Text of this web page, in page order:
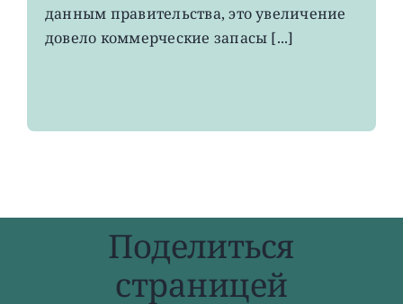
данным правительства, это увеличение
довело коммерческие запасы [...]
Поделиться
страницей